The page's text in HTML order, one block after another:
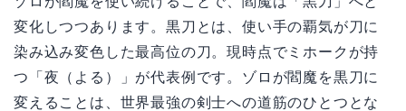
変化しつつあります。黒刀とは、使い手の覇気が刀に
染み込み変色した最高位の刀。現時点でミホークが持
つ「夜（よる）」が代表例です。ゾロが閻魔を黒刀に
変えることは、世界最強の剣士への道筋のひとつとな